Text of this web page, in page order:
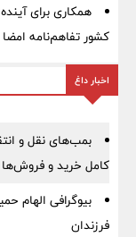
همکاری برای
کشور تفاهم‌نامه
اخبار داغ
بمب‌های نقل و
کامل خرید و فروش‌ها
بیوگرافی الهام
فرزندان